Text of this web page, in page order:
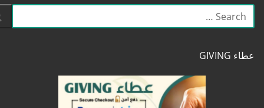
البحث
عن:
عطاء GIVING